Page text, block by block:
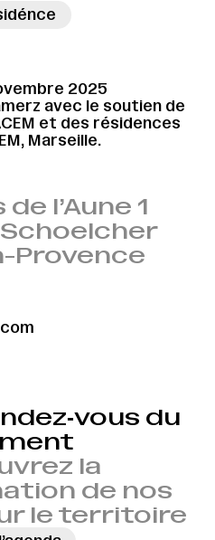
2025
avec le soutien de
et des résidences
Marseille.
l’Aune 1
Provence
du
la
de nos
le territoire